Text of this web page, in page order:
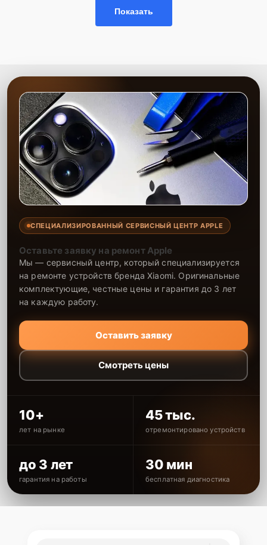
Показать
СПЕЦИАЛИЗИРОВАННЫЙ СЕРВИСНЫЙ ЦЕНТР APPLE
Оставьте заявку на ремонт Apple
Мы — сервисный центр, который специализируется
на ремонте устройств бренда Xiaomi. Оригинальные
комплектующие, честные цены и гарантия до 3 лет
на каждую работу.
Оставить заявку
Смотреть цены
10+
лет на рынке
45 тыс.
отремонтировано устройств
до 3 лет
гарантия на работы
30 мин
бесплатная диагностика